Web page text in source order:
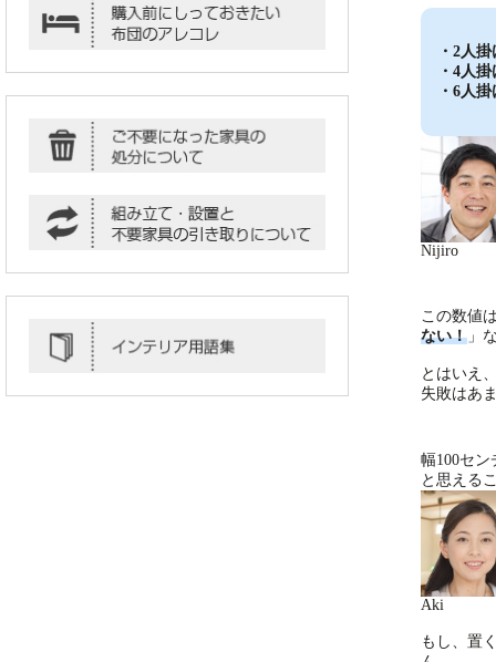
・2人
・4人
・6人
Nijiro
この数値
ない！ 」
とはいえ
失敗はあ
幅100セ
と思える
Aki
もし、置